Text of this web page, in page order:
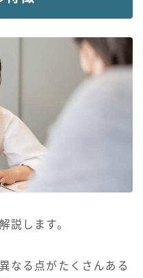
説します。
なる点がたくさんある